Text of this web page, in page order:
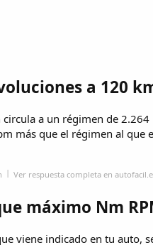
a 120
circula a un régimen de
más que el régimen al
Ver respuesta completa en
máximo Nm
viene indicado en tu auto,